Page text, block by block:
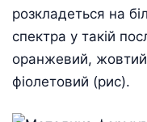
розкладеться на
спектра у такій
оранжевий,
фіолетовий (рис).